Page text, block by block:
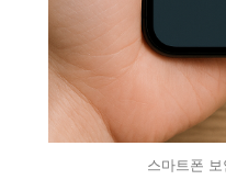
스마트폰